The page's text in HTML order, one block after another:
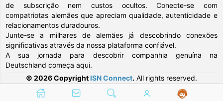
de subscrição nem custos ocultos. Conecte-se com
compatriotas alemães que apreciam qualidade, autenticidade e
relacionamentos duradouros.
Junte-se a milhares de alemães já descobrindo conexões
significativas através da nossa plataforma confiável.
A sua jornada para descobrir companhia genuína na
Deutschland começa aqui.
© 2026 Copyright ISN Connect. All rights reserved.